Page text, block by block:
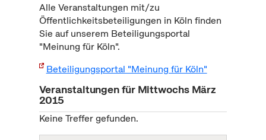
Alle Veranstaltungen mit/zu
Öffentlichkeitsbeteiligungen in Köln finden
Sie auf unserem Beteiligungsportal
"Meinung für Köln".
Beteiligungsportal "Meinung für Köln"
Veranstaltungen für Mittwochs März
2015
Keine Treffer gefunden.